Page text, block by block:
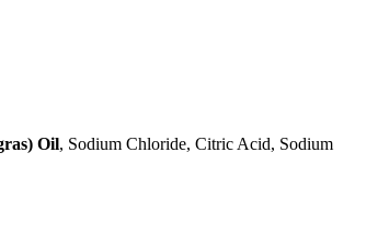
Oil, Sodium Chloride, Citric Acid, Sodium